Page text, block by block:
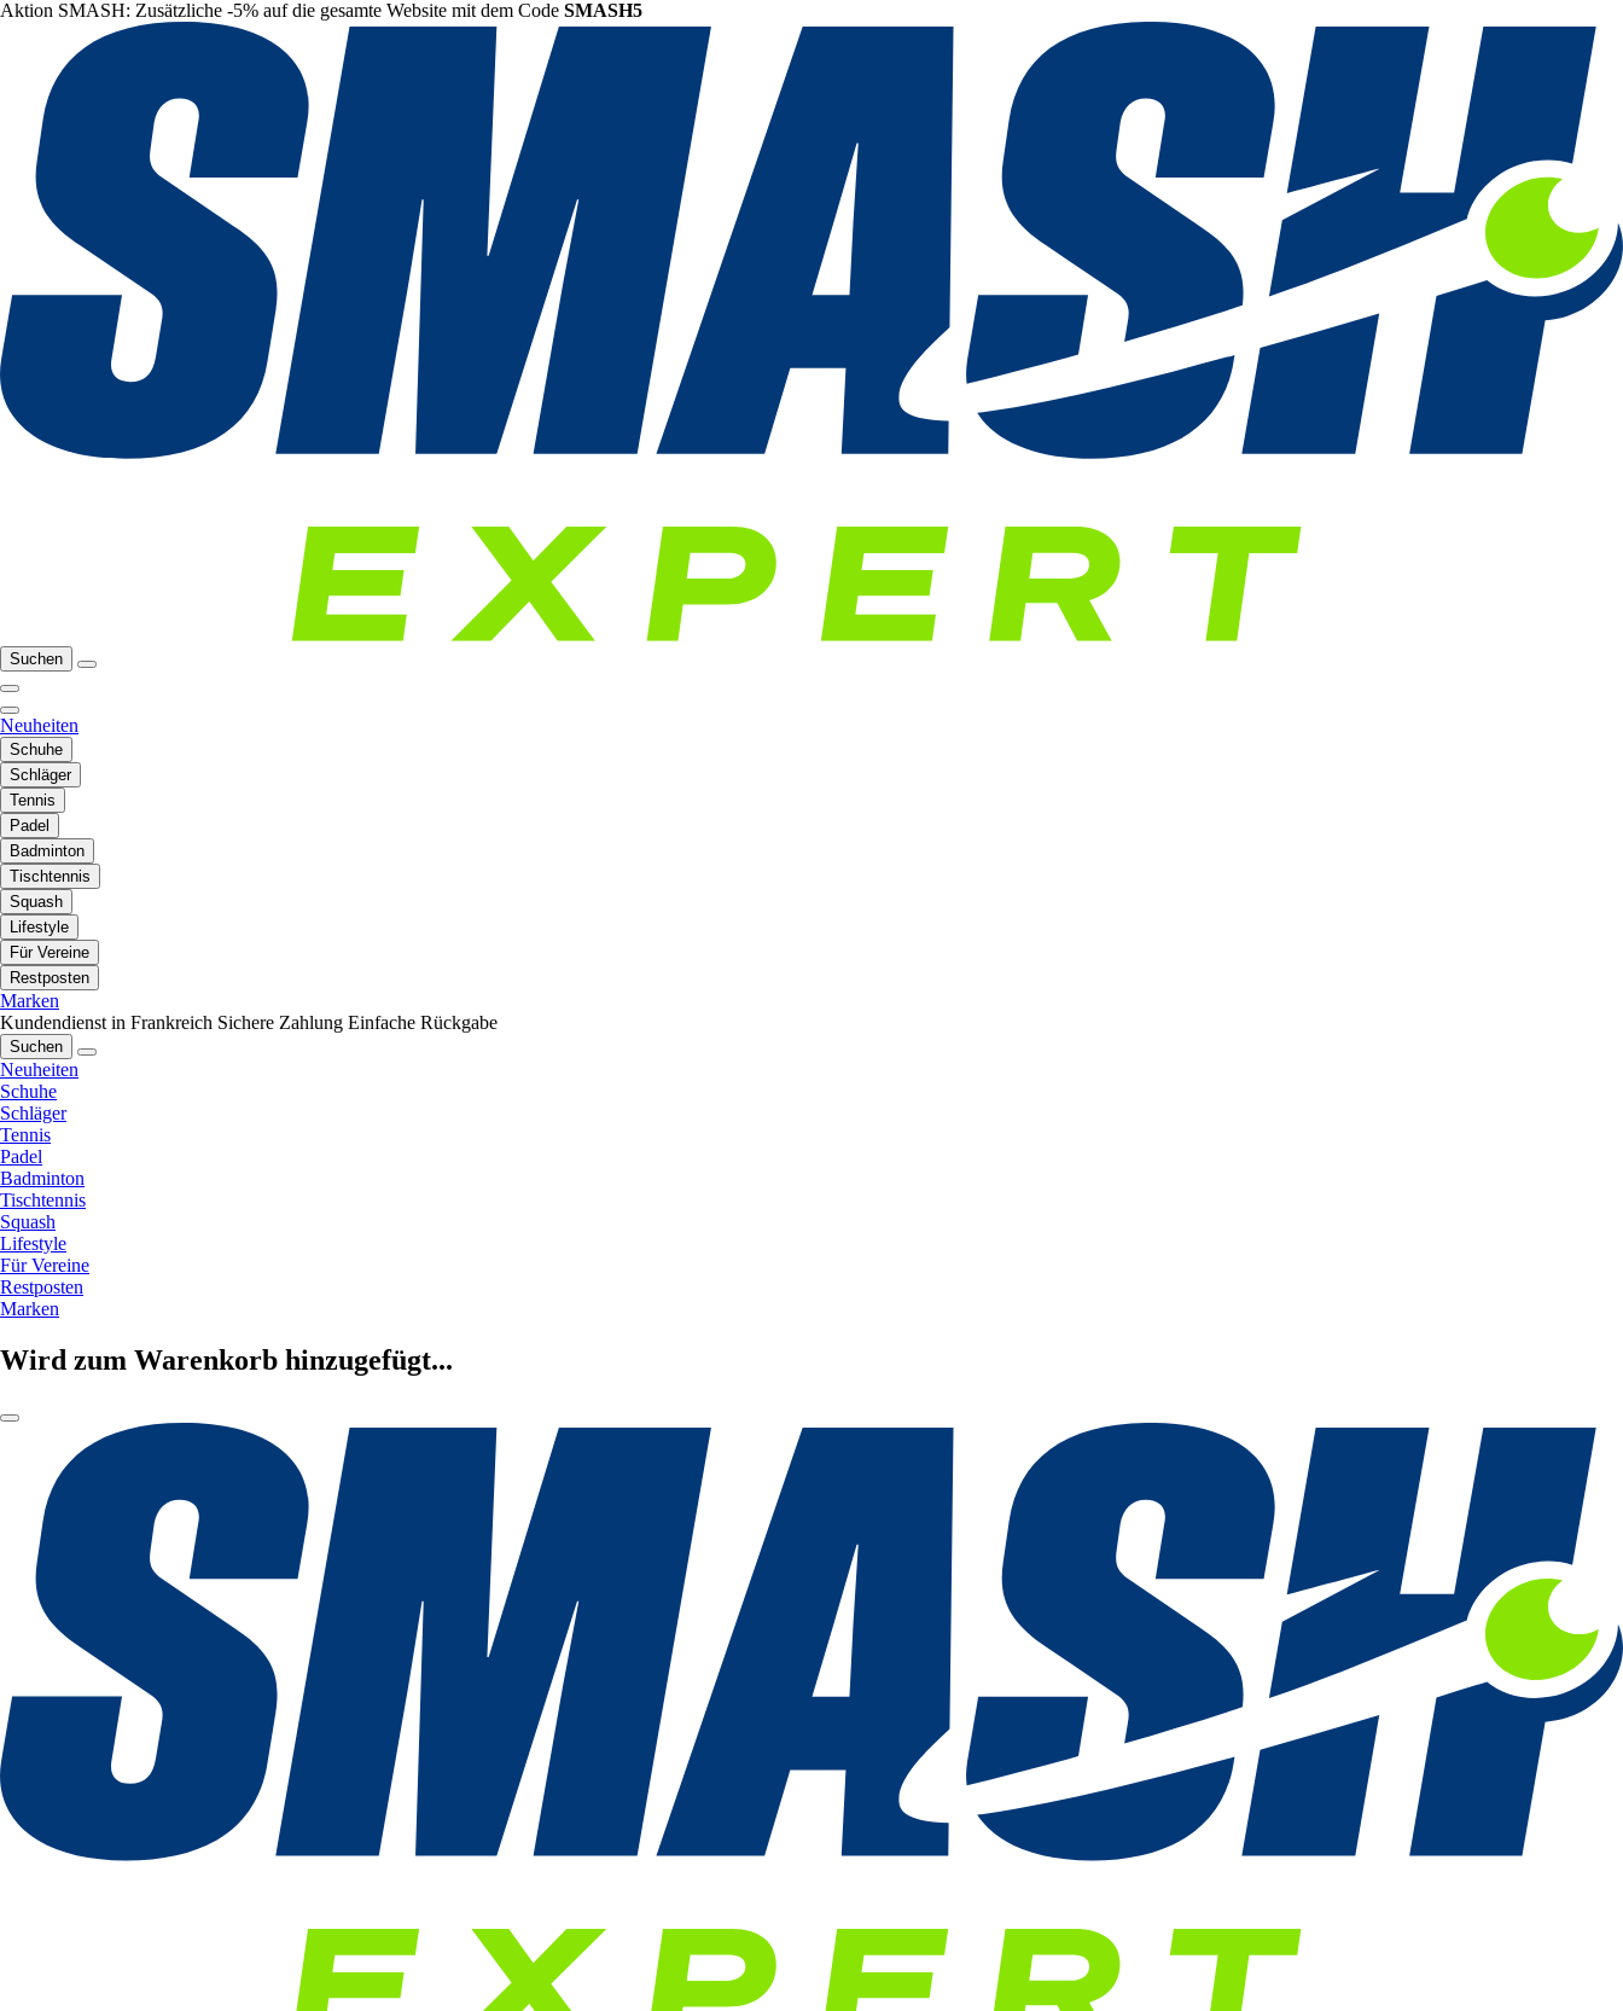
Aktion SMASH: Zusätzliche -5% auf die gesamte Website mit dem Code SMASH5
Suchen
Neuheiten
Schuhe
Schläger
Tennis
Padel
Badminton
Tischtennis
Squash
Lifestyle
Für Vereine
Restposten
Marken
Kundendienst in Frankreich Sichere Zahlung Einfache Rückgabe
Suchen
Neuheiten
Schuhe
Schläger
Tennis
Padel
Badminton
Tischtennis
Squash
Lifestyle
Für Vereine
Restposten
Marken
Wird zum Warenkorb hinzugefügt...